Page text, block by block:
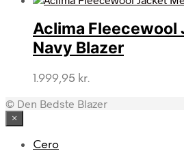
Aclima Fleecewool
Navy Blazer
1.999,95 kr.
© Den Bedste Blazer
×
Cero